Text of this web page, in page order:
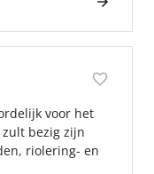
voor het
bezig zijn
riolering- en